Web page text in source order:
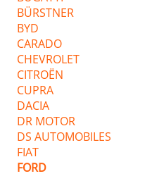
BÜRSTNER
BYD
CARADO
CHEVROLET
CITROËN
CUPRA
DACIA
DR MOTOR
DS AUTOMOBILES
FIAT
FORD